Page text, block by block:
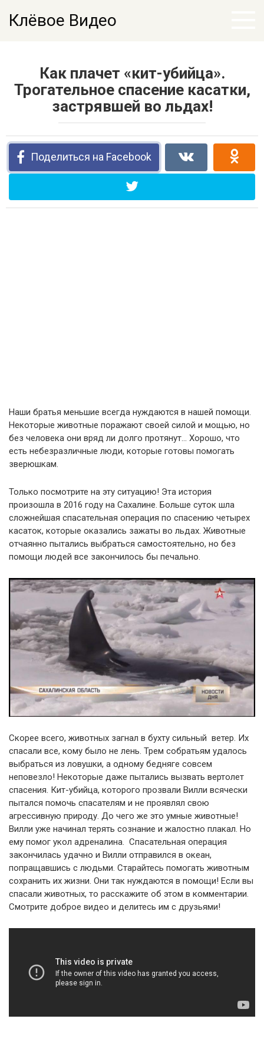
Клёвое Видео
Как плачет «кит-убийца».
Трогательное спасение касатки,
застрявшей во льдах!
Поделиться на Facebook
Наши братья меньшие всегда нуждаются в нашей помощи.
Некоторые животные поражают своей силой и мощью, но
без человека они вряд ли долго протянут… Хорошо, что
есть небезразличные люди, которые готовы помогать
зверюшкам.
Только посмотрите на эту ситуацию! Эта история
произошла в 2016 году на Сахалине. Больше суток шла
сложнейшая спасательная операция по спасению четырех
касаток, которые оказались зажаты во льдах. Животные
отчаянно пытались выбраться самостоятельно, но без
помощи людей все закончилось бы печально.
Скорее всего, животных загнал в бухту сильный ветер. Их
спасали все, кому было не лень. Трем собратьям удалось
выбраться из ловушки, а одному бедняге совсем
неповезло! Некоторые даже пытались вызвать вертолет
спасения. Кит-убийца, которого прозвали Вилли всячески
пытался помочь спасателям и не проявлял свою
агрессивную природу. До чего же это умные животные!
Вилли уже начинал терять сознание и жалостно плакал. Но
ему помог укол адреналина. Спасательная операция
закончилась удачно и Вилли отправился в океан,
попращавшись с людьми. Старайтесь помогать животным
сохранить их жизни. Они так нуждаются в помощи! Если вы
спасали животных, то расскажите об этом в комментарии.
Смотрите доброе видео и делитесь им с друзьями!